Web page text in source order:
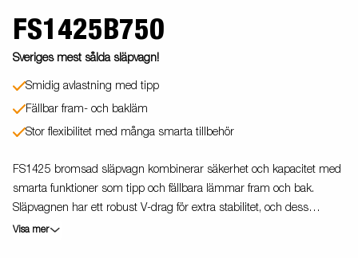
FS1425B750
Sveriges mest sålda släpvagn!
Smidig avlastning med tipp
Fällbar fram- och bakläm
Stor flexibilitet med många smarta tillbehör
FS1425 bromsad släpvagn kombinerar säkerhet och kapacitet med
smarta funktioner som tipp och fällbara lämmar fram och bak.
Släpvagnen har ett robust V-drag för extra stabilitet, och dess
elsystem är skyddat i chassit för att minska risken för skador. Den
Visa mer